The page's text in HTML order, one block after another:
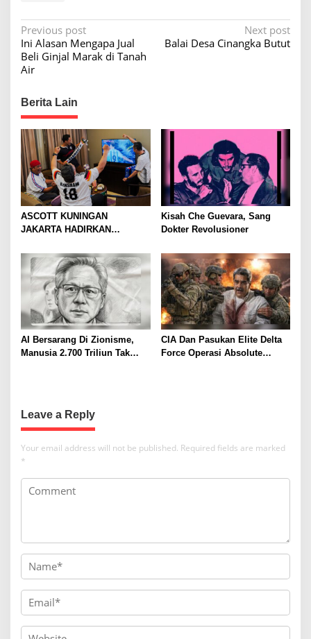
P
o
s
n
a
v
i
g
a
t
o
n
Previous post
Ini Alasan Mengapa Jual
Beli Ginjal Marak di Tanah
Air
Next post
Balai Desa Cinangka Butut
Berita Lain
ASCOTT KUNINGAN
JAKARTA HADIRKAN
JAM SAMBIL NONTON PIALA
DUNIA DI KAMAR
Kisah Che Guevara, Sang
Dokter Revolusioner
AI Bersarang Di Zionisme,
Manusia 2.700 Triliun Tak
CIA Dan Pasukan Elite Delta
Force Operasi Absolute
Leave a Reply
Your email address will not be published. Required fields are marked
*